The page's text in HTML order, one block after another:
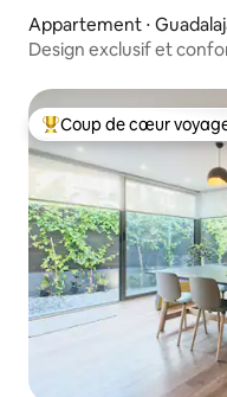
Appartement ⋅
Design exclusif et
Coups de cœur
Coup de cœur